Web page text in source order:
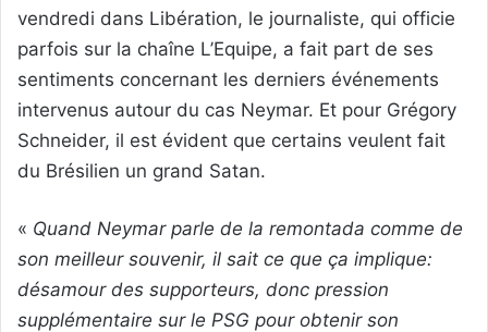
vendredi dans Libération, le journaliste, qui officie
parfois sur la chaîne L’Equipe, a fait part de ses
sentiments concernant les derniers événements
intervenus autour du cas Neymar. Et pour Grégory
Schneider, il est évident que certains veulent fait
du Brésilien un grand Satan.
« Quand Neymar parle de la remontada comme de
son meilleur souvenir, il sait ce que ça implique:
désamour des supporteurs, donc pression
supplémentaire sur le PSG pour obtenir son